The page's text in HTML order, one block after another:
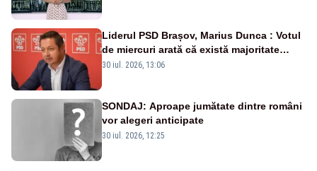
Liderul PSD Brașov, Marius Dunca : Votul
de miercuri arată că există majoritate
pentru măsuri concrete
30 iul. 2026, 13:06
SONDAJ: Aproape jumătate dintre români
vor alegeri anticipate
30 iul. 2026, 12:25